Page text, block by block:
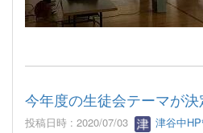
今年度の生徒会テーマが決
投稿日時 : 2020/07/03 津谷中